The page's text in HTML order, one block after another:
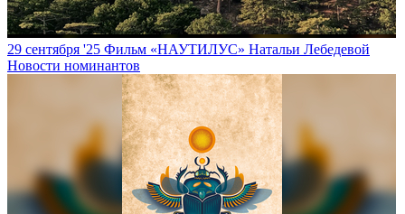
29 сентября '25 Фильм «НАУТИЛУС» Натальи Лебедевой
Новости номинантов